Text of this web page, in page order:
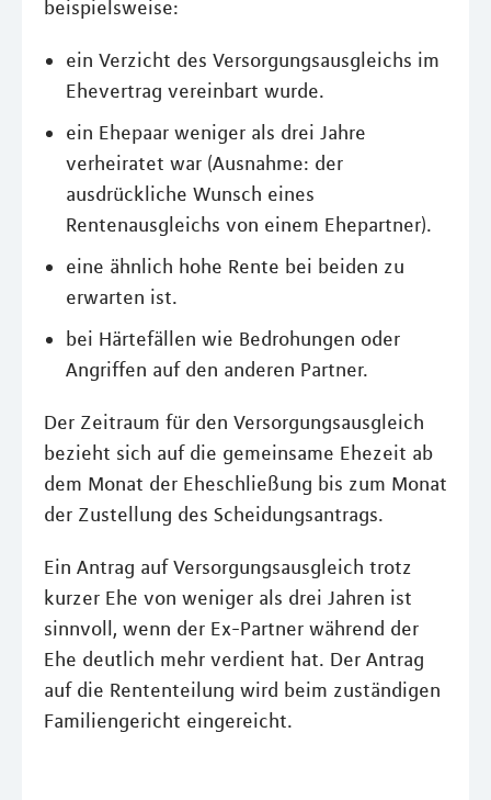
beispielsweise:
ein Verzicht des Versorgungsausgleichs im
Ehevertrag vereinbart wurde.
ein Ehepaar weniger als drei Jahre
verheiratet war (Ausnahme: der
ausdrückliche Wunsch eines
Rentenausgleichs von einem Ehepartner).
eine ähnlich hohe Rente bei beiden zu
erwarten ist.
bei Härtefällen wie Bedrohungen oder
Angriffen auf den anderen Partner.
Der Zeitraum für den Versorgungsausgleich
bezieht sich auf die gemeinsame Ehezeit ab
dem Monat der Eheschließung bis zum Monat
der Zustellung des Scheidungsantrags.
Ein Antrag auf Versorgungsausgleich trotz
kurzer Ehe von weniger als drei Jahren ist
sinnvoll, wenn der Ex-Partner während der
Ehe deutlich mehr verdient hat. Der Antrag
auf die Rententeilung wird beim zuständigen
Familiengericht eingereicht.